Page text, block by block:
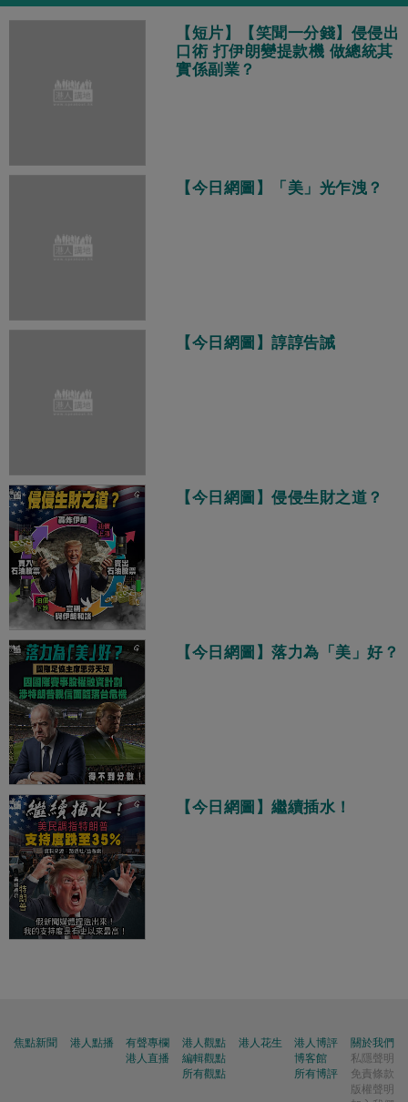
【短片】【笑聞一分錢】侵侵出
口術 打伊朗變提款機 做總統其
實係副業？
【今日網圖】「美」光乍洩？
【今日網圖】諄諄告誡
【今日網圖】侵侵生財之道？
【今日網圖】落力為「美」好？
【今日網圖】繼續插水！
焦點新聞 港人點播
有聲專欄
港人直播
港人觀點
編輯觀點
所有觀點
港人花生
港人博評
博客館
所有博評
關於我們
私隱聲明
免責條款
版權聲明